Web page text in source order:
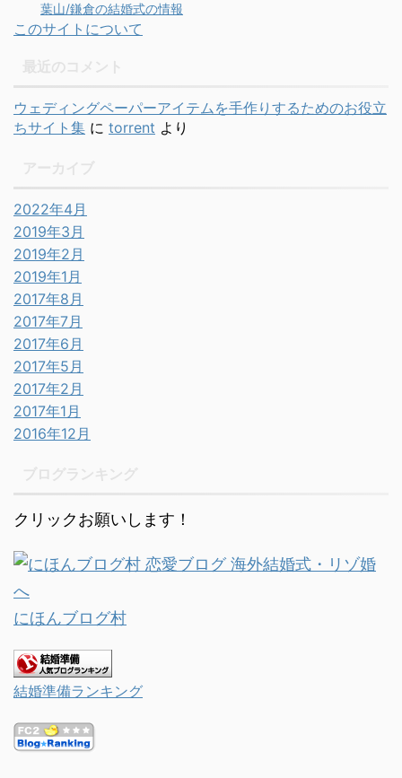
葉山/鎌倉の結婚式の情報
このサイトについて
ウェディングペーパーアイテムを手作りするためのお役立
ちサイト集 に torrent より
2022年4月
2019年3月
2019年2月
2019年1月
2017年8月
2017年7月
2017年6月
2017年5月
2017年2月
2017年1月
2016年12月
クリックお願いします！
にほんブログ村
結婚準備ランキング